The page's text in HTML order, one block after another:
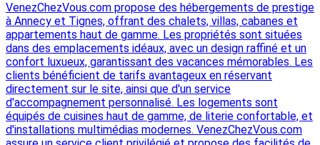
VenezChezVous.com propose des hébergements de prestige
à Annecy et Tignes, offrant des chalets, villas, cabanes et
appartements haut de gamme. Les propriétés sont situées
dans des emplacements idéaux, avec un design raffiné et un
confort luxueux, garantissant des vacances mémorables. Les
clients bénéficient de tarifs avantageux en réservant
directement sur le site, ainsi que d'un service
d'accompagnement personnalisé. Les logements sont
équipés de cuisines haut de gamme, de literie confortable, et
d'installations multimédias modernes. VenezChezVous.com